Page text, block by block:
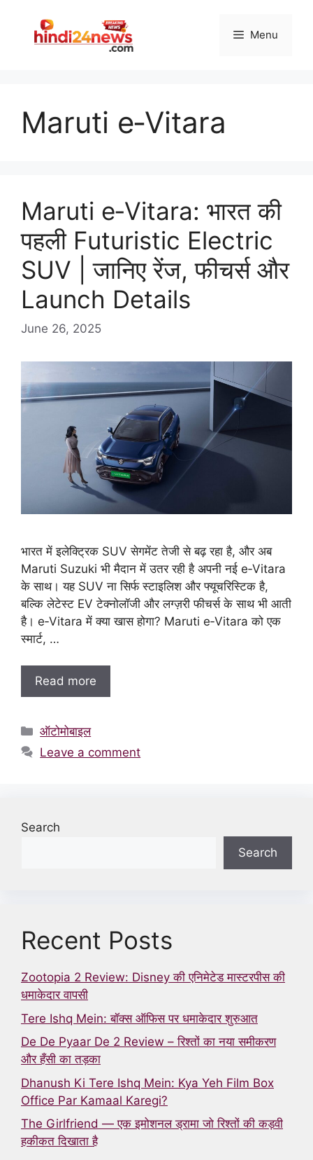
content
Menu
Maruti e‑Vitara
Maruti e‑Vitara: भारत की
पहली Futuristic Electric
SUV | जानिए रेंज, फीचर्स और
Launch Details
June 26, 2025
भारत में इलेक्ट्रिक SUV सेगमेंट तेजी से बढ़ रहा है, और अब
Maruti Suzuki भी मैदान में उतर रही है अपनी नई e‑Vitara
के साथ। यह SUV ना सिर्फ स्टाइलिश और फ्यूचरिस्टिक है,
बल्कि लेटेस्ट EV टेक्नोलॉजी और लग्ज़री फीचर्स के साथ भी आती
है। e‑Vitara में क्या खास होगा? Maruti e‑Vitara को एक
स्मार्ट, …
Read more
Categories
ऑटोमोबाइल
Leave a comment
Search
Search
Recent Posts
Zootopia 2 Review: Disney की एनिमेटेड मास्टरपीस की
धमाकेदार वापसी
Tere Ishq Mein: बॉक्स ऑफिस पर धमाकेदार शुरुआत
De De Pyaar De 2 Review – रिश्तों का नया समीकरण
और हँसी का तड़का
Dhanush Ki Tere Ishq Mein: Kya Yeh Film Box
Office Par Kamaal Karegi?
The Girlfriend — एक इमोशनल ड्रामा जो रिश्तों की कड़वी
हकीकत दिखाता है